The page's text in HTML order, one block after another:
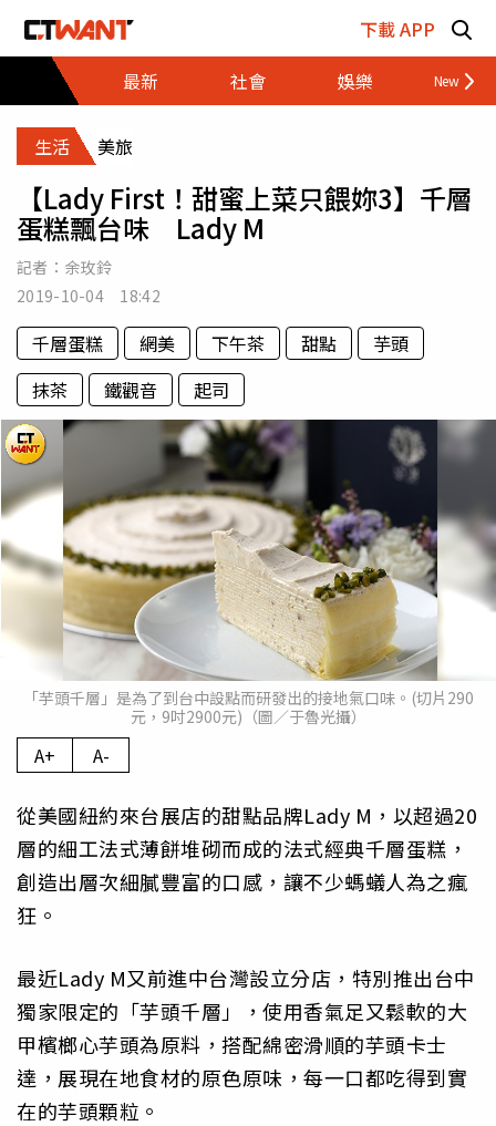
下載 APP
最新
社會 娛樂 財經
生活 美旅
【Lady First！甜蜜上菜只餵妳3】千層
蛋糕飄台味 Lady M
記者： 余玫鈴
2019-10-04 18:42
千層蛋糕 網美 下午茶 甜點
芋頭
抹茶
鐵觀音 起司
「芋頭千層」是為了到台中設點而研發出的接地氣口味。(切片290
元，9吋2900元)（圖／于魯光攝）
A+ A-
從美國紐約來台展店的甜點品牌Lady M，以超過20
層的細工法式薄餅堆砌而成的法式經典千層蛋糕，
創造出層次細膩豐富的口感，讓不少螞蟻人為之瘋
狂。
最近Lady M又前進中台灣設立分店，特別推出台中
獨家限定的「芋頭千層」，使用香氣足又鬆軟的大
甲檳榔心芋頭為原料，搭配綿密滑順的芋頭卡士
達，展現在地食材的原色原味，每一口都吃得到實
在的芋頭顆粒。